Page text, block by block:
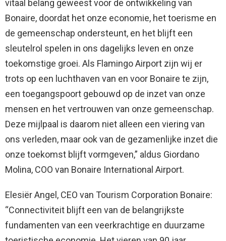
vitaal belang geweest voor de ontwikkeling van
Bonaire, doordat het onze economie, het toerisme en
de gemeenschap ondersteunt, en het blijft een
sleutelrol spelen in ons dagelijks leven en onze
toekomstige groei. Als Flamingo Airport zijn wij er
trots op een luchthaven van en voor Bonaire te zijn,
een toegangspoort gebouwd op de inzet van onze
mensen en het vertrouwen van onze gemeenschap.
Deze mijlpaal is daarom niet alleen een viering van
ons verleden, maar ook van de gezamenlijke inzet die
onze toekomst blijft vormgeven,” aldus Giordano
Molina, COO van Bonaire International Airport.
Elesiër Angel, CEO van Tourism Corporation Bonaire:
“Connectiviteit blijft een van de belangrijkste
fundamenten van een veerkrachtige en duurzame